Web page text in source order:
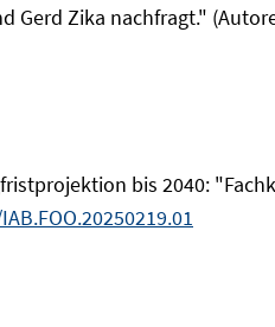
Gerd Zika nachfragt."
bis 2040: